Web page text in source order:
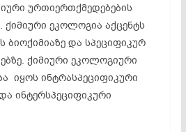
ურთიერთქმედებების
ეკოლოგია აქცენტს
ბიოქიმიაზე და სპეციფიკურ
ქიმიური ეკოლოგიური
იყოს ინტრასპეციფიკური
ინტერსპეციფიკური